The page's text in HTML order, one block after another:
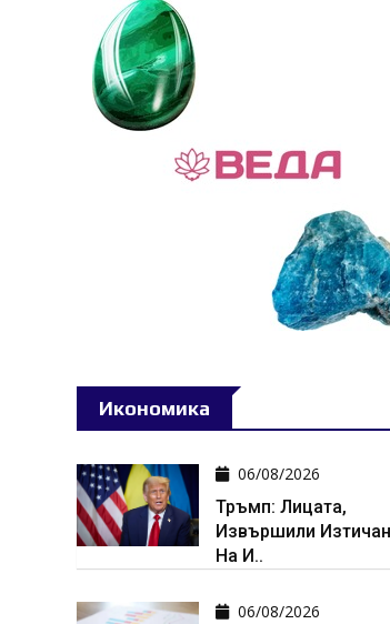
Икономика
06/08/2026
Тръмп: Лицата,
Извършили
На И..
06/08/2026